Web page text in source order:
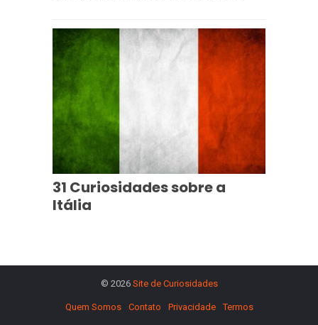
31 Curiosidades sobre a
Itália
© 2026 Site de Curiosidades
Quem Somos Contato Privacidade Termos